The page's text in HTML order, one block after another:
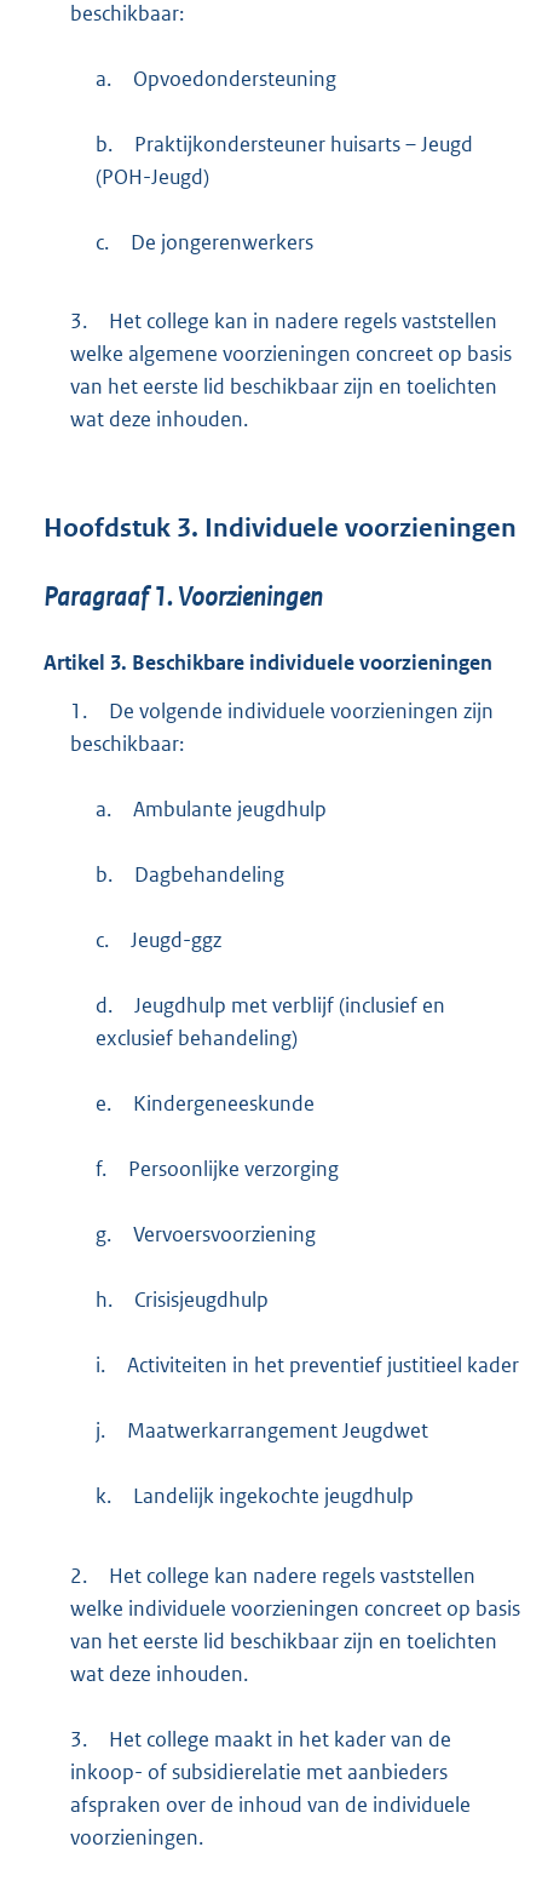
beschikbaar:
a. Opvoedondersteuning
b.
Praktijkondersteuner huisarts – Jeugd
(POH-Jeugd)
c. De jongerenwerkers
3.
Het college kan in nadere regels vaststellen
welke algemene voorzieningen concreet op basis
van het eerste lid beschikbaar zijn en toelichten
wat deze inhouden.
Hoofdstuk 3. Individuele voorzieningen
Paragraaf 1.Voorzieningen
Artikel 3. Beschikbare individuele voorzieningen
1.
De volgende individuele voorzieningen zijn
beschikbaar:
a. Ambulante jeugdhulp
b. Dagbehandeling
c. Jeugd-ggz
d.
Jeugdhulp met verblijf (inclusief en
exclusief behandeling)
e. Kindergeneeskunde
f. Persoonlijke verzorging
g. Vervoersvoorziening
h. Crisisjeugdhulp
i. Activiteiten in het preventief justitieel kader
j. Maatwerkarrangement Jeugdwet
k. Landelijk ingekochte jeugdhulp
2.
Het college kan nadere regels vaststellen
welke individuele voorzieningen concreet op basis
van het eerste lid beschikbaar zijn en toelichten
wat deze inhouden.
3.
Het college maakt in het kader van de
inkoop- of subsidierelatie met aanbieders
afspraken over de inhoud van de individuele
voorzieningen.